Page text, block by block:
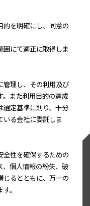
的を明確にし、同意の
囲にて適正に取得しま
管理し、その利用及び
。また利用目的の達成
選定基準に則り、十分
いる会社に委託しま
全性を確保するための
、個人情報の紛失、破
じるとともに、万一の
。